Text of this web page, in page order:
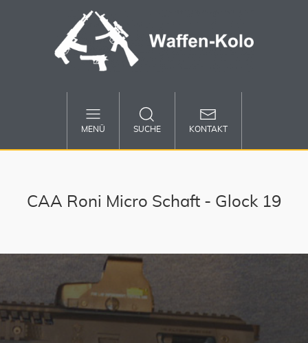
MENÜ SUCHE KONTAKT
CAA Roni Micro Schaft - Glock 19